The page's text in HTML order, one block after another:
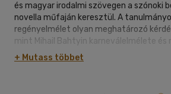
és magyar irodalmi szövegen a szónoki
novella műfaján keresztül. A
regényelmélet olyan meghatározó
mint Mihail Bahtyin karneválelmélete és
kronotopikus és beszédelméleti
magyar irodalmi szövegekben, a
+ Mutass többet